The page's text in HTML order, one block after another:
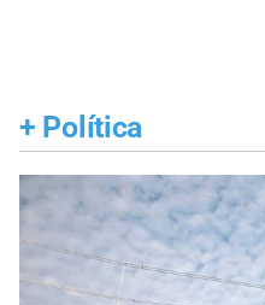
+ Política